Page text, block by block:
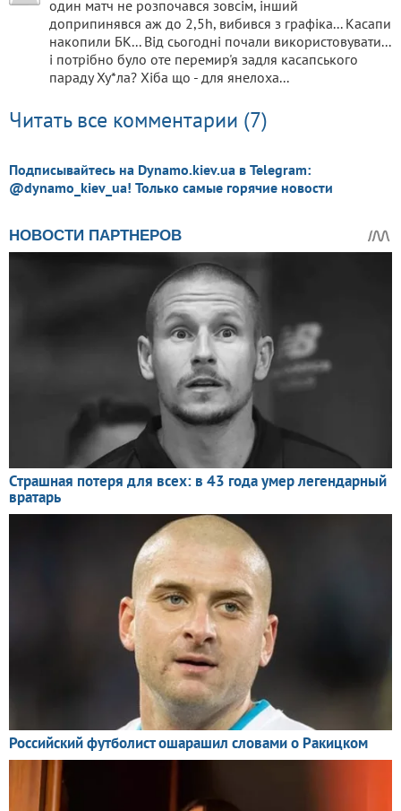
один матч не розпочався зовсім, інший
доприпинявся аж до 2,5h, вибився з графіка... Касапи
накопили БК... Від сьогодні почали використовувати...
і потрібно було оте перемир'я задля касапського
параду Ху*ла? Хіба що - для янелоха...
Читать все комментарии (7)
Подписывайтесь на Dynamo.kiev.ua в Telegram:
@dynamo_kiev_ua! Только самые горячие новости